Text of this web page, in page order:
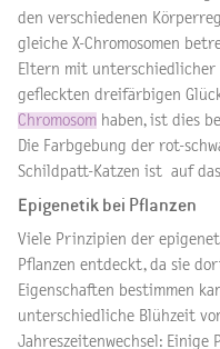
den verschiedenen
gleiche X-Chromosomen
Eltern mit
gefleckten dreifärbigen
Chromosom haben, ist dies
Die Farbgebung der rot-
Schildpatt-Katzen ist auf
Epigenetik bei Pflanzen
Viele Prinzipien der
Pflanzen entdeckt, da sie
Eigenschaften bestimmen
unterschiedliche Blühzeit
Jahreszeitenwechsel: Einige